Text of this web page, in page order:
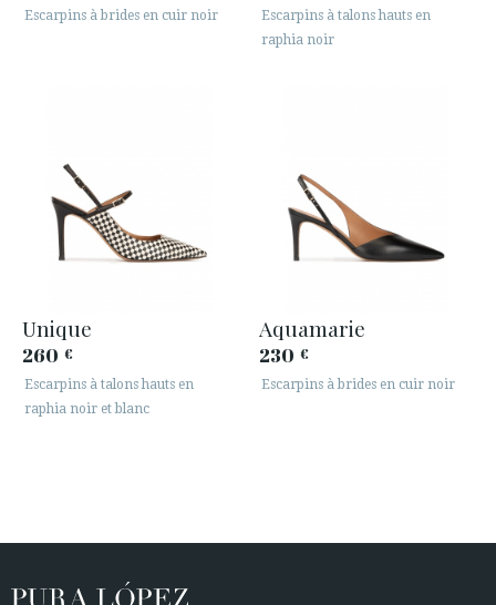
Escarpins à brides en cuir noir
Escarpins à talons hauts en
raphia noir
Unique
260 €
Escarpins à talons hauts en
raphia noir et blanc
Aquamarie
230 €
Escarpins à brides en cuir noir